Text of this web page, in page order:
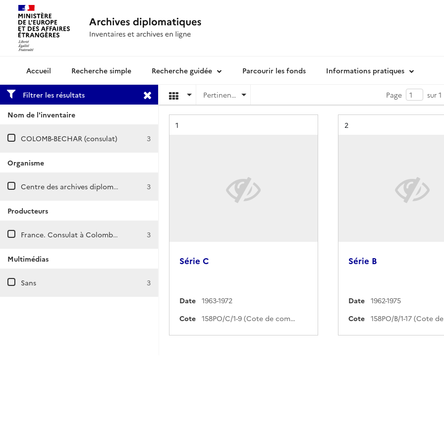
Archives diplomatiquesRecherche simple Recherche guidée Parcourir les fonds Informations pratiques
Filtrer les résultats
Nom de l'inventaire
COLOMB-BECHAR (consulat) 3
Organisme
Centre des archives diplomatiques de Nantes 3
Producteurs
France. Consulat à Colomb-Béchar (Algérie) 3
Multimédias
Sans 3
Pertinence Page sur 1
Résultat n°
1
Série C
Date 1963-1972
Cote
158PO/C/1-9 (Cote de commande)
Résultat n°
2
Série B
Date
1962-1975
Cote